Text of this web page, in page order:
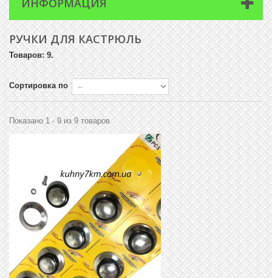
ИНФОРМАЦИЯ
РУЧКИ ДЛЯ КАСТРЮЛЬ
Товаров: 9.
Сортировка по
Показано 1 - 9 из 9 товаров